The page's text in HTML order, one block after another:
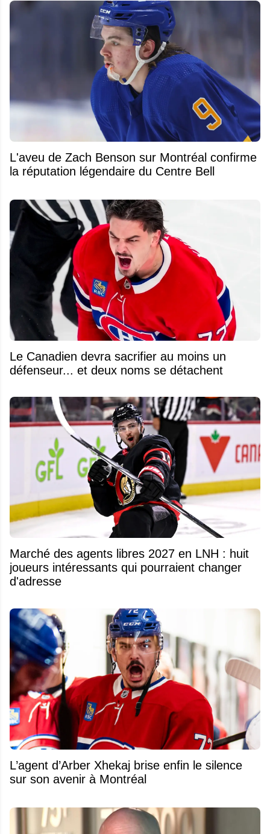
L'aveu de Zach Benson sur Montréal confirme
la réputation légendaire du Centre Bell
Le Canadien devra sacrifier au moins un
défenseur... et deux noms se détachent
Marché des agents libres 2027 en LNH : huit
joueurs intéressants qui pourraient changer
d'adresse
L’agent d’Arber Xhekaj brise enfin le silence
sur son avenir à Montréal